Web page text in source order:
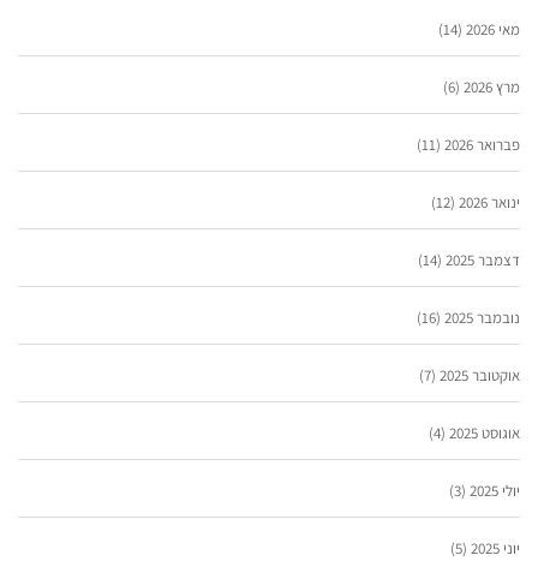
מאי 2026 (14)
מרץ 2026 (6)
פברואר 2026 (11)
ינואר 2026 (12)
דצמבר 2025 (14)
נובמבר 2025 (16)
אוקטובר 2025 (7)
אוגוסט 2025 (4)
יולי 2025 (3)
יוני 2025 (5)